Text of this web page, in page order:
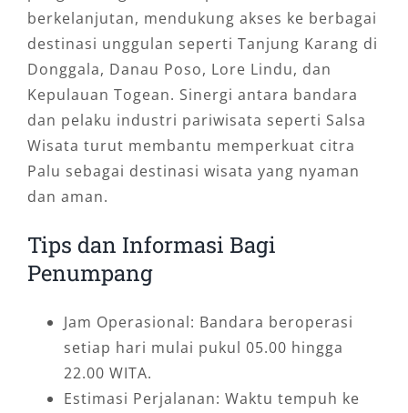
berkelanjutan, mendukung akses ke berbagai
destinasi unggulan seperti Tanjung Karang di
Donggala, Danau Poso, Lore Lindu, dan
Kepulauan Togean. Sinergi antara bandara
dan pelaku industri pariwisata seperti Salsa
Wisata turut membantu memperkuat citra
Palu sebagai destinasi wisata yang nyaman
dan aman.
Tips dan Informasi Bagi
Penumpang
Jam Operasional: Bandara beroperasi
setiap hari mulai pukul 05.00 hingga
22.00 WITA.
Estimasi Perjalanan: Waktu tempuh ke